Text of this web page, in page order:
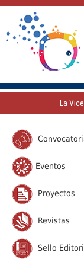
La
Eventos
Proyectos
Revistas
Sello